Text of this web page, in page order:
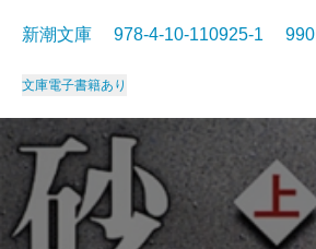
新潮文庫 978-4-10-110925-1
文庫電子書籍あり